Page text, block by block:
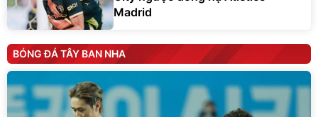
Madrid
BÓNG ĐÁ TÂY BAN NHA